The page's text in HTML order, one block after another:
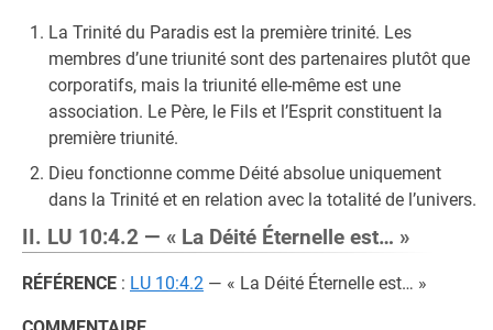
La Trinité du Paradis est la première trinité. Les
membres d’une triunité sont des partenaires plutôt que
corporatifs, mais la triunité elle-même est une
association. Le Père, le Fils et l’Esprit constituent la
première triunité.
Dieu fonctionne comme Déité absolue uniquement
dans la Trinité et en relation avec la totalité de l’univers.
II. LU 10:4.2 — « La Déité Éternelle est… »
RÉFÉRENCE : LU 10:4.2 — « La Déité Éternelle est… »